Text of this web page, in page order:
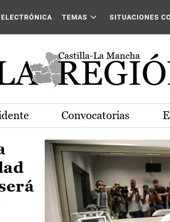
La Mancha
TEMAS SITUACIONES
Convocatorias